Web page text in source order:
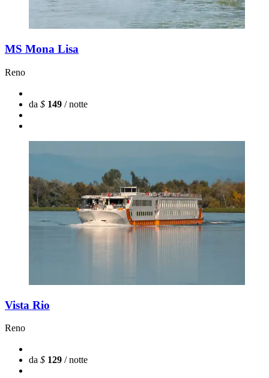
MS Mona Lisa
Reno
da $ 149 / notte
Vista Rio
Reno
da $ 129 / notte